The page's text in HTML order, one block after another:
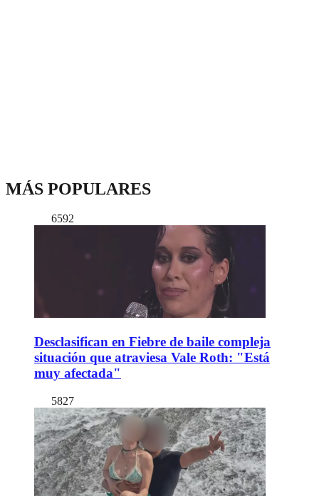
MÁS POPULARES
6592
Desclasifican en Fiebre de baile compleja
situación que atraviesa Vale Roth: "Está
muy afectada"
5827